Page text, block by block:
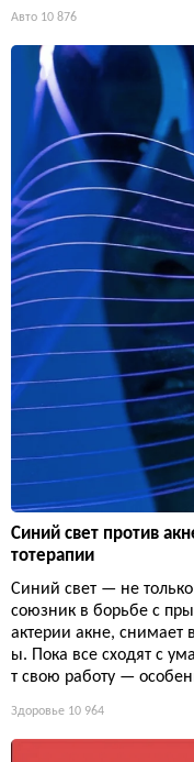
Авто 10 876
Синий свет против
тотерапии
Синий свет — не
союзник в борьбе с
актерии акне, снимает
ы. Пока все сходят с
т свою работу —
Здоровье 10 964